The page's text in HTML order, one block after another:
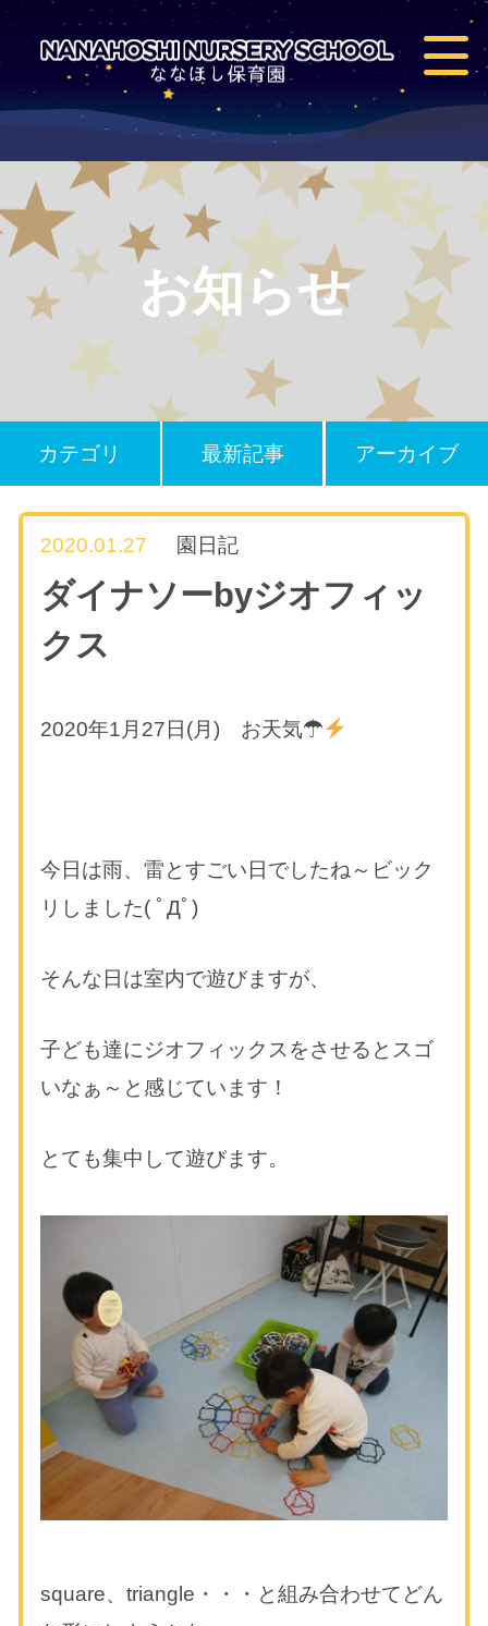
お知らせ
カテゴリ 最新記事 アーカイブ
2020.01.27 園日記
ダイナソーbyジオフィッ
クス
2020年1月27日(月) お天気☂
今日は雨、雷とすごい日でしたね～ビック
リしました( ﾟДﾟ)
そんな日は室内で遊びますが、
子ども達にジオフィックスをさせるとスゴ
いなぁ～と感じています！
とても集中して遊びます。
square、triangle・・・と組み合わせてどん